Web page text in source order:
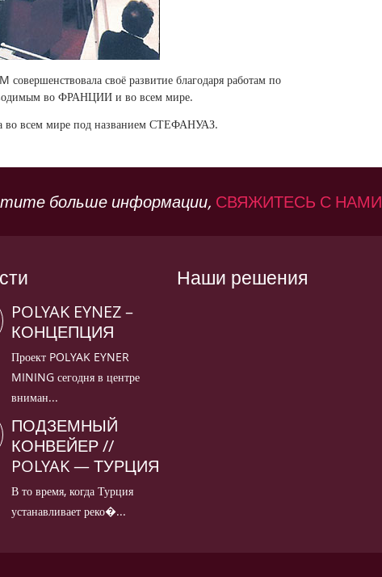
своё развитие благодаря работам по
во ФРАНЦИИ и во всем мире.
во всем мире под названием СТЕФАНУАЗ.
больше информации, СВЯЖИТЕСЬ С НАМИ
POLYAK EYNEZ –
КОНЦЕПЦИЯ
Проект POLYAK EYNER
MINING сегодня в центре
вниман...
ПОДЗЕМНЫЙ
КОНВЕЙЕР //
POLYAK — ТУРЦИЯ
В то время, когда Турция
устанавливает реко�...
Наши решения